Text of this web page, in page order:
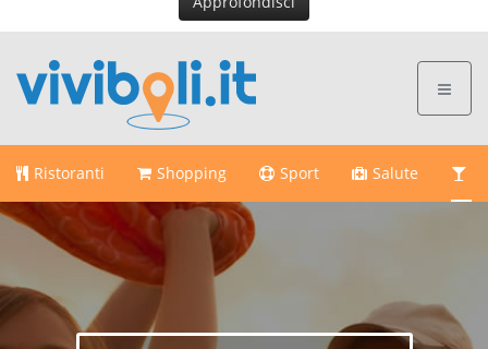
Ristoranti Shopping Sport Salute